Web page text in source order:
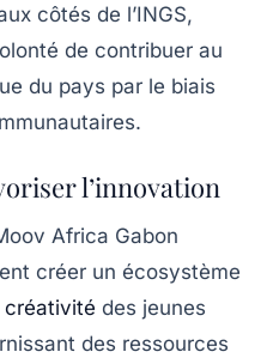
côtés de l’INGS,
de contribuer au
du pays par le biais
l’innovation
Africa Gabon
créer un écosystème
créativité des jeunes
des ressources